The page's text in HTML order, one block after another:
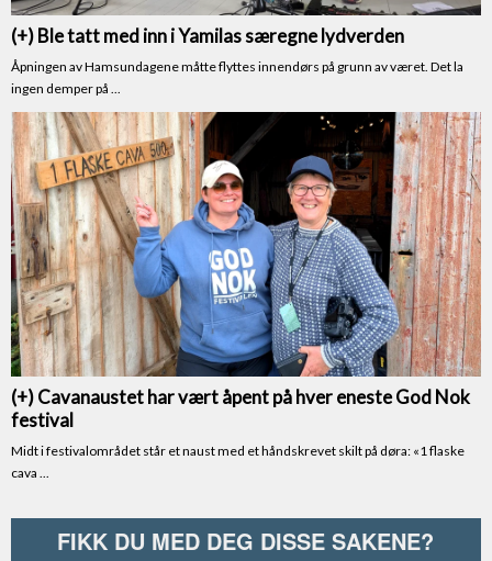
FIKK DU MED DEG DISSE SAKENE?